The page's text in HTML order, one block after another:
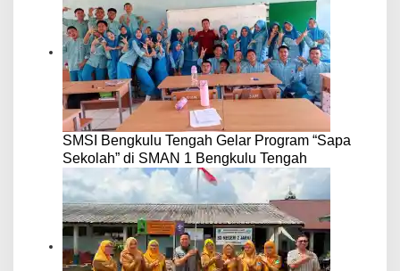
SMSI Bengkulu Tengah Gelar Program “Sapa
Sekolah” di SMAN 1 Bengkulu Tengah